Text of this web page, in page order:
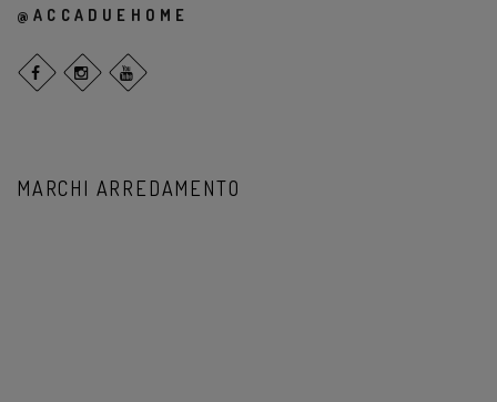
@ACCADUEHOME
MARCHI ARREDAMENTO